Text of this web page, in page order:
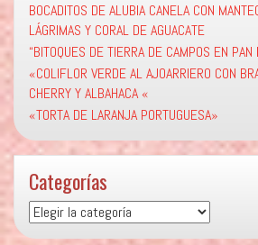
BOCADITOS DE ALUBIA CANELA CON
LÁGRIMAS Y CORAL DE AGUACATE
“BITOQUES DE TIERRA DE CAMPOS EN PAN
«COLIFLOR VERDE AL AJOARRIERO CON
CHERRY Y ALBAHACA «
«TORTA DE LARANJA PORTUGUESA»
Categorías
Categorías